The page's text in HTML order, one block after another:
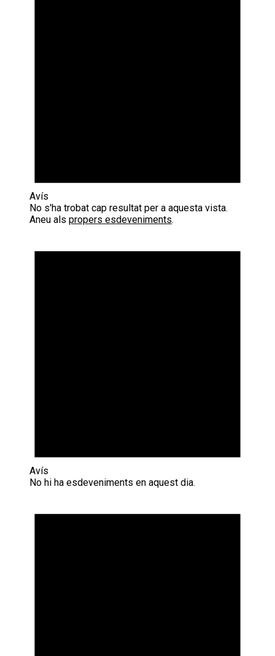
Avís
No s'ha trobat cap resultat per a aquesta vista.
Aneu als propers esdeveniments.
Avís
No hi ha esdeveniments en aquest dia.